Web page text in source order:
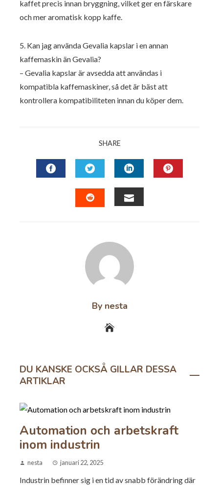
kaffet precis innan bryggning, vilket ger en färskare
och mer aromatisk kopp kaffe.
5. Kan jag använda Gevalia kapslar i en annan
kaffemaskin än Gevalia?
– Gevalia kapslar är avsedda att användas i
kompatibla kaffemaskiner, så det är bäst att
kontrollera kompatibiliteten innan du köper dem.
SHARE
FACEBOOKTWITTERLINKEDIN
By nesta
DU KANSKE OCKSÅ GILLAR DESSA
ARTIKLAR
Automation och arbetskraft
inom industrin
nesta januari 22, 2025
Industrin befinner sig i en tid av snabb förändring där